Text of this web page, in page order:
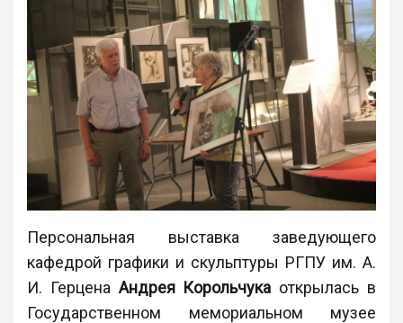
Персональная выставка заведующего
кафедрой графики и скульптуры РГПУ им. А.
И. Герцена Андрея Корольчука открылась в
Государственном мемориальном музее